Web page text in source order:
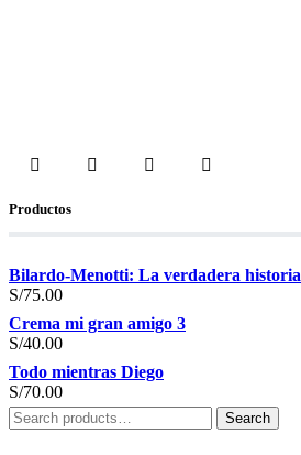
Productos
Bilardo-Menotti: La verdadera historia
S/75.00
Crema mi gran amigo 3
S/40.00
Todo mientras Diego
S/70.00
Search
for:
Search